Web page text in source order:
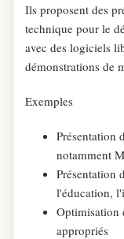
Ils proposent des
technique pour le
avec des logiciels
démonstrations de
Exemples
Présentation
notamment
Présentation
l'éducation,
Optimisation
appropriés